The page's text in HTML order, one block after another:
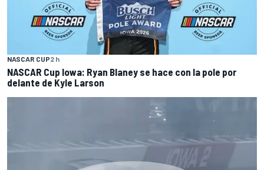
NASCAR CUP2 h
NASCAR Cup Iowa: Ryan Blaney se hace con la pole por
delante de Kyle Larson